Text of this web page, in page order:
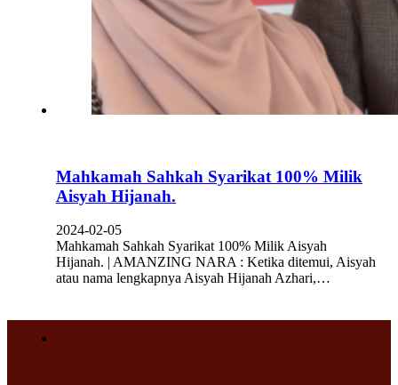
Mahkamah Sahkah Syarikat 100% Milik
Aisyah Hijanah.
2024-02-05
Mahkamah Sahkah Syarikat 100% Milik Aisyah
Hijanah. | AMANZING NARA : Ketika ditemui, Aisyah
atau nama lengkapnya Aisyah Hijanah Azhari,…